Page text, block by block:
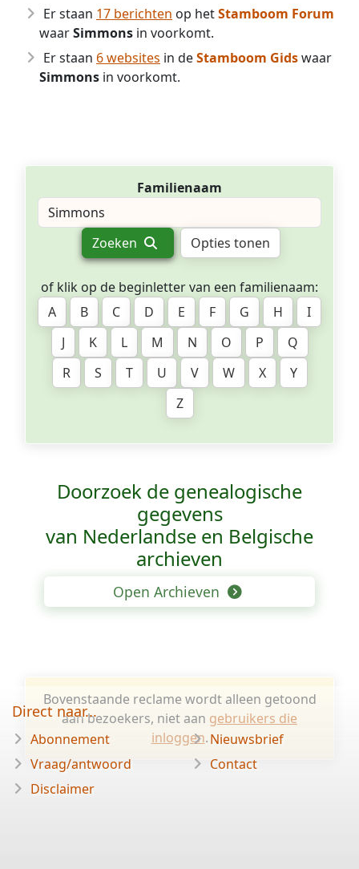
Er staan 17 berichten op hetStamboom Forum
waarSimmons in voorkomt.
Er staan 6 websites in deStamboom Gidswaar
Simmons in voorkomt.
Familienaam
Zoeken Opties tonen
of klik op de beginletter van een familienaam:
A
B C D E F G H
I
J
K L M N O P
Q
R
S T U V W X
Y
Z
Doorzoek de genealogische
gegevens
van Nederlandse en Belgische
archieven
Open Archieven
Bovenstaande reclame wordt alleen getoond
aan bezoekers, niet aan gebruikers die
inloggen.
Direct naar...
Abonnement
Vraag/antwoord
Disclaimer
Nieuwsbrief
Contact